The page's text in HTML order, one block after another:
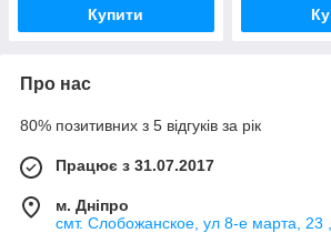
Купити
Про нас
80% позитивних з 5 відгуків за рік
Працює з 31.07.2017
м. Дніпро
смт. Слобожанское, ул 8-е марта, 23 ,